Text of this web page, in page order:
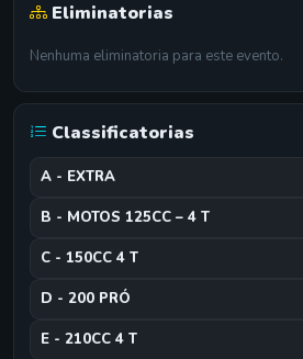
Eliminatorias
Nenhuma eliminatoria para este evento.
Classificatorias
A - EXTRA
B - MOTOS 125CC – 4 T
C - 150CC 4 T
D - 200 PRÓ
E - 210CC 4 T